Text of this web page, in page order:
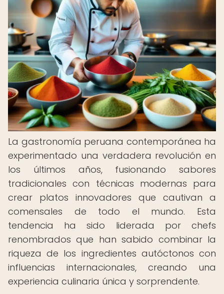
La gastronomía peruana contemporánea ha
experimentado una verdadera revolución en
los últimos años, fusionando sabores
tradicionales con técnicas modernas para
crear platos innovadores que cautivan a
comensales de todo el mundo. Esta
tendencia ha sido liderada por chefs
renombrados que han sabido combinar la
riqueza de los ingredientes autóctonos con
influencias internacionales, creando una
experiencia culinaria única y sorprendente.